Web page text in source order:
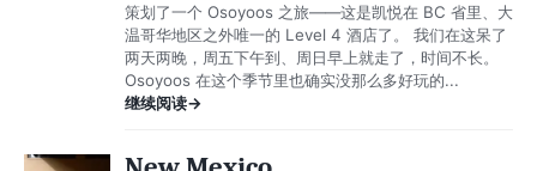
策划了一个 Osoyoos 之旅——这是凯悦在 BC 省里、大
温哥华地区之外唯一的 Level 4 酒店了。 我们在这呆了
两天两晚，周五下午到、周日早上就走了，时间不长。
Osoyoos 在这个季节里也确实没那么多好玩的...
继续阅读→